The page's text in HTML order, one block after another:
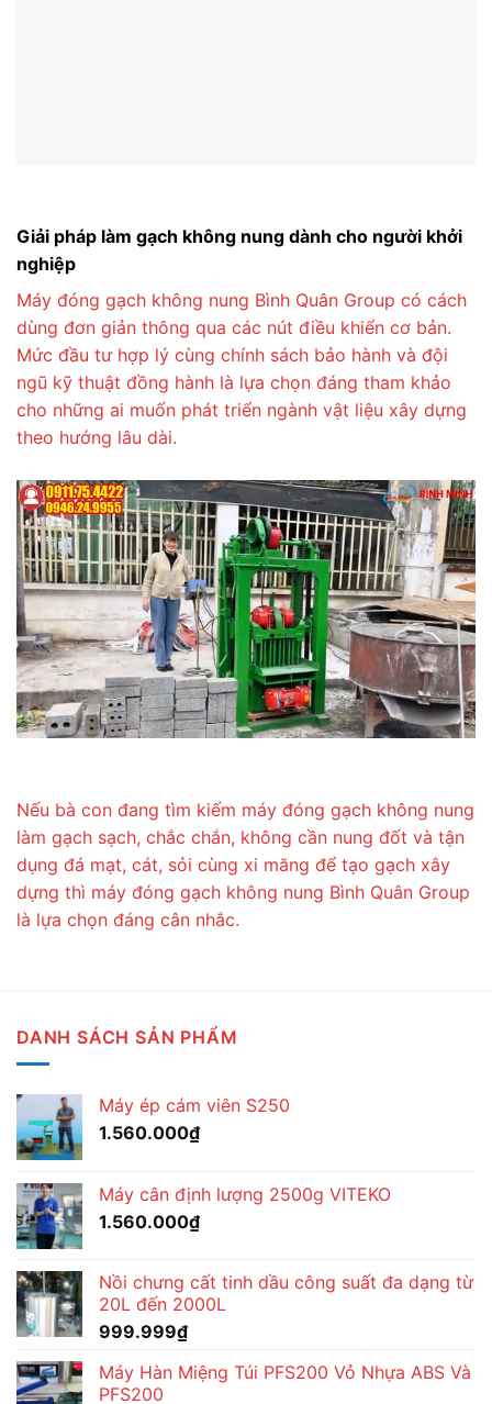
Giải pháp làm gạch không nung dành cho người khởi
nghiệp
Máy đóng gạch không nung Bình Quân Group có cách
dùng đơn giản thông qua các nút điều khiển cơ bản.
Mức đầu tư hợp lý cùng chính sách bảo hành và đội
ngũ kỹ thuật đồng hành là lựa chọn đáng tham khảo
cho những ai muốn phát triển ngành vật liệu xây dựng
theo hướng lâu dài.
Nếu bà con đang tìm kiếm máy đóng gạch không nung
làm gạch sạch, chắc chắn, không cần nung đốt và tận
dụng đá mạt, cát, sỏi cùng xi măng để tạo gạch xây
dựng thì máy đóng gạch không nung Bình Quân Group
là lựa chọn đáng cân nhắc.
DANH SÁCH SẢN PHẨM
Máy ép cám viên S250
1.560.000₫
Máy cân định lượng 2500g VITEKO
1.560.000₫
Nồi chưng cất tinh dầu công suất đa dạng từ
20L đến 2000L
999.999₫
Máy Hàn Miệng Túi PFS200 Vỏ Nhựa ABS Và
PFS200